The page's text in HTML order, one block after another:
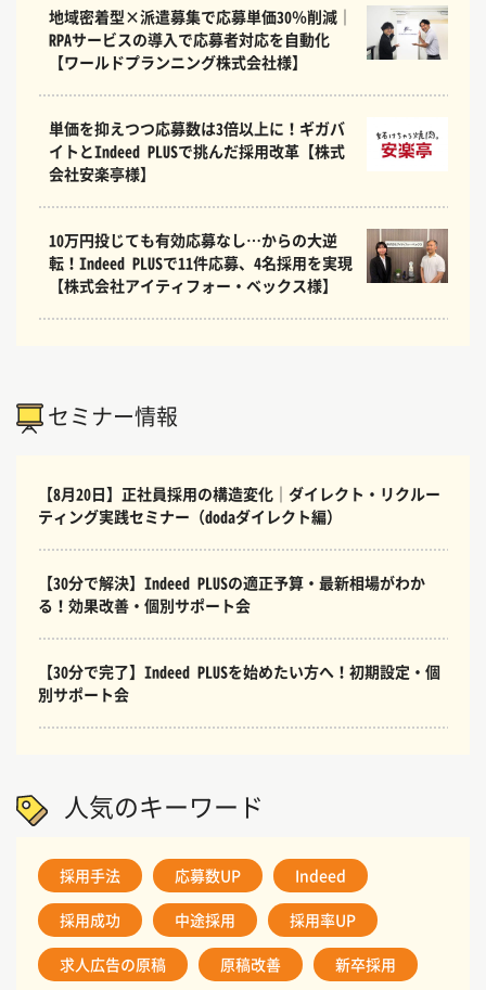
地域密着型×派遣募集で応募単価30％削減｜
RPAサービスの導入で応募者対応を自動化
【ワールドプランニング株式会社様】
単価を抑えつつ応募数は3倍以上に！ギガバ
イトとIndeed PLUSで挑んだ採用改革【株式
会社安楽亭様】
10万円投じても有効応募なし…からの大逆
転！Indeed PLUSで11件応募、4名採用を実現
【株式会社アイティフォー・ベックス様】
セミナー情報
【8月20日】正社員採用の構造変化｜ダイレクト・リクルー
ティング実践セミナー（dodaダイレクト編）
【30分で解決】Indeed PLUSの適正予算・最新相場がわか
る！効果改善・個別サポート会
【30分で完了】Indeed PLUSを始めたい方へ！初期設定・個
別サポート会
人気のキーワード
採用手法 応募数UP Indeed
採用成功 中途採用 採用率UP
求人広告の原稿 原稿改善 新卒採用